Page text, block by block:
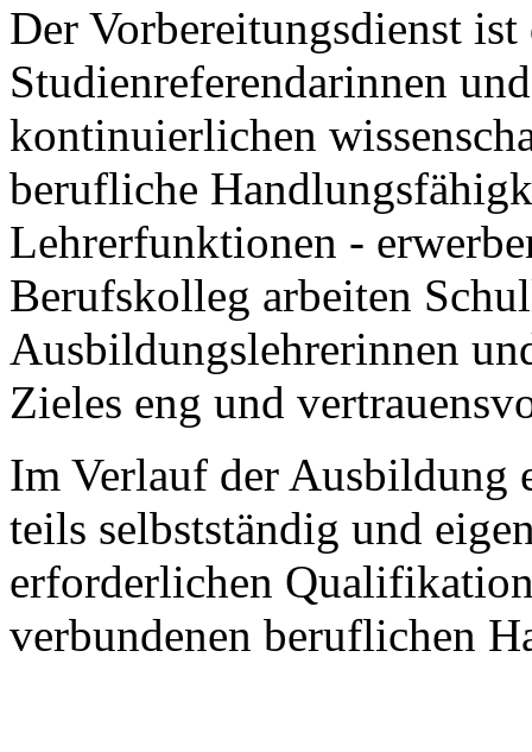
Der Vorbereitungsdienst
Studienreferendarinnen
kontinuierlichen
berufliche
Lehrerfunktionen -
Berufskolleg arbeiten
Ausbildungslehrerinnen
Zieles eng und
Im Verlauf der Ausbildung
teils selbstständig und
erforderlichen
verbundenen beruflichen